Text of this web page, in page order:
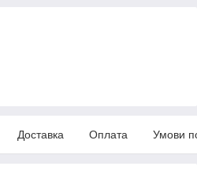
Доставка Оплата Умови